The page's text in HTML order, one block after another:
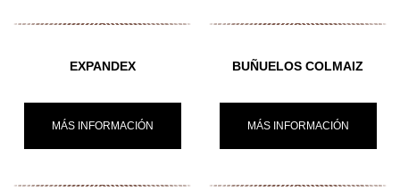
EXPANDEX
MÁS INFORMACIÓN
BUÑUELOS COLMAIZ
MÁS INFORMACIÓN